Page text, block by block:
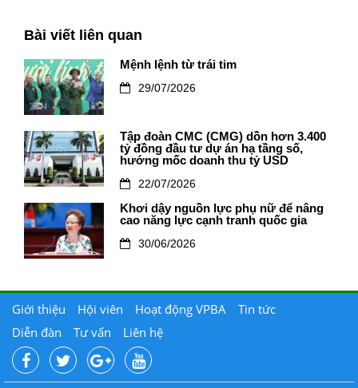
Bài viết liên quan
Mệnh lệnh từ trái tim
29/07/2026
Tập đoàn CMC (CMG) dồn hơn 3.400
tỷ đồng đầu tư dự án hạ tầng số,
hướng mốc doanh thu tỷ USD
22/07/2026
Khơi dậy nguồn lực phụ nữ để nâng
cao năng lực cạnh tranh quốc gia
30/06/2026
Giới thiệu Hội viên Hoạt động VPBA
Tin tức
Diễn đàn
Tư vấn Liên hệ